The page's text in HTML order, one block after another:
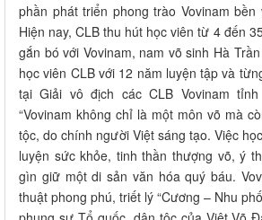
phần phát triển phong trào Vovinam
Hiện nay, CLB thu hút học viên từ 4 đến
gắn bó với Vovinam, nam võ sinh Hà
học viên CLB với 12 năm luyện tập và
tại Giải vô địch các CLB Vovinam
“Vovinam không chỉ là một môn võ mà
tộc, do chính người Việt sáng tạo. Việc
luyện sức khỏe, tinh thần thượng võ, ý
gìn giữ một di sản văn hóa quý báu.
thuật phong phú, triết lý “Cương – Nhu